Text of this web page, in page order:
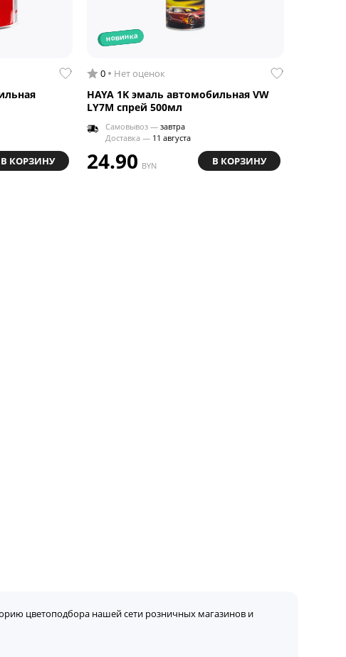
В КОРЗИНУ
новинка
0 Нет оценок
HAYA 1K эмаль автомобильная VW
LY7M спрей 500мл
Самовывоз —завтра
Доставка — 11 августа
24.90 BYN В КОРЗИНУ
цветоподбора нашей сети розничных магазинов и